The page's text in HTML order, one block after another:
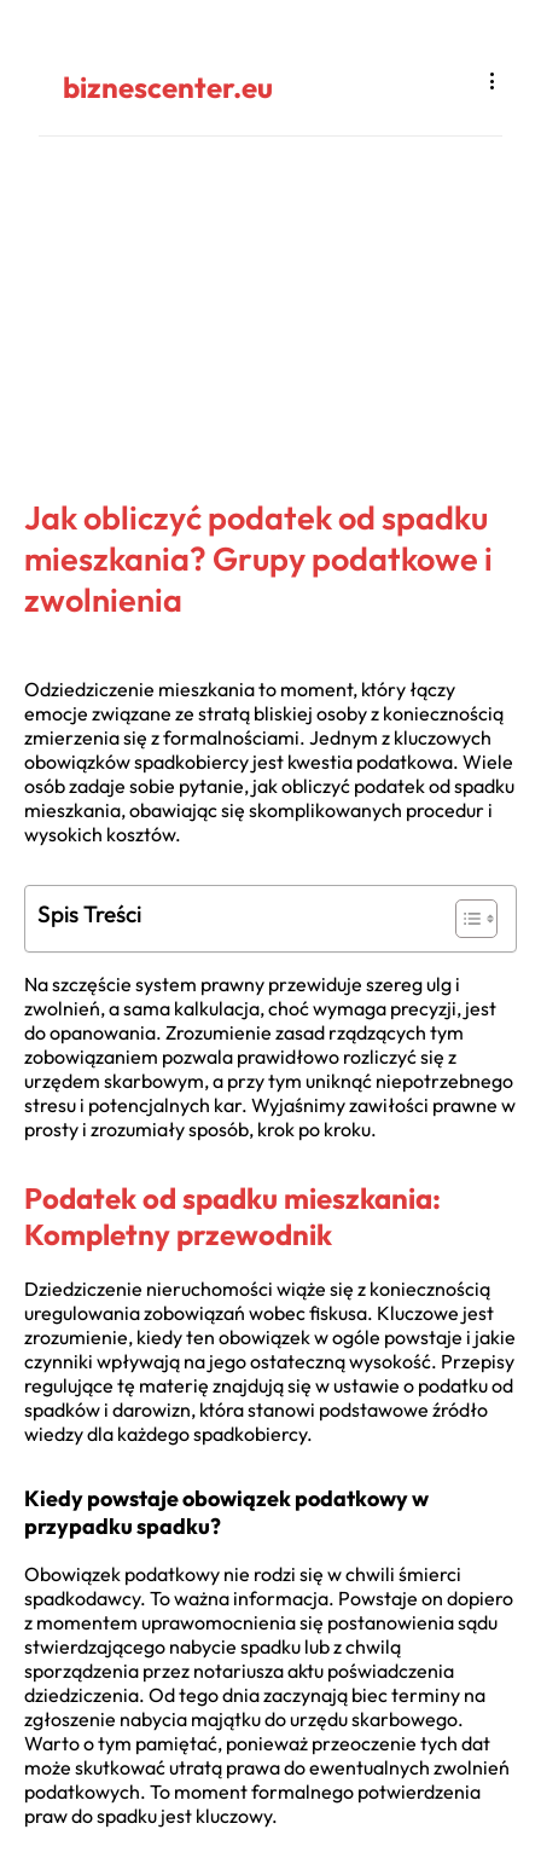
biznescenter.eu
Jak obliczyć podatek od spadku
mieszkania? Grupy podatkowe i
zwolnienia
Odziedziczenie mieszkania to moment, który łączy
emocje związane ze stratą bliskiej osoby z koniecznością
zmierzenia się z formalnościami. Jednym z kluczowych
obowiązków spadkobiercy jest kwestia podatkowa. Wiele
osób zadaje sobie pytanie, jak obliczyć podatek od spadku
mieszkania, obawiając się skomplikowanych procedur i
wysokich kosztów.
Spis Treści
Na szczęście system prawny przewiduje szereg ulg i
zwolnień, a sama kalkulacja, choć wymaga precyzji, jest
do opanowania. Zrozumienie zasad rządzących tym
zobowiązaniem pozwala prawidłowo rozliczyć się z
urzędem skarbowym, a przy tym uniknąć niepotrzebnego
stresu i potencjalnych kar. Wyjaśnimy zawiłości prawne w
prosty i zrozumiały sposób, krok po kroku.
Podatek od spadku mieszkania:
Kompletny przewodnik
Dziedziczenie nieruchomości wiąże się z koniecznością
uregulowania zobowiązań wobec fiskusa. Kluczowe jest
zrozumienie, kiedy ten obowiązek w ogóle powstaje i jakie
czynniki wpływają na jego ostateczną wysokość. Przepisy
regulujące tę materię znajdują się w ustawie o podatku od
spadków i darowizn, która stanowi podstawowe źródło
wiedzy dla każdego spadkobiercy.
Kiedy powstaje obowiązek podatkowy w
przypadku spadku?
Obowiązek podatkowy nie rodzi się w chwili śmierci
spadkodawcy. To ważna informacja. Powstaje on dopiero
z momentem uprawomocnienia się postanowienia sądu
stwierdzającego nabycie spadku lub z chwilą
sporządzenia przez notariusza aktu poświadczenia
dziedziczenia. Od tego dnia zaczynają biec terminy na
zgłoszenie nabycia majątku do urzędu skarbowego.
Warto o tym pamiętać, ponieważ przeoczenie tych dat
może skutkować utratą prawa do ewentualnych zwolnień
podatkowych. To moment formalnego potwierdzenia
praw do spadku jest kluczowy.